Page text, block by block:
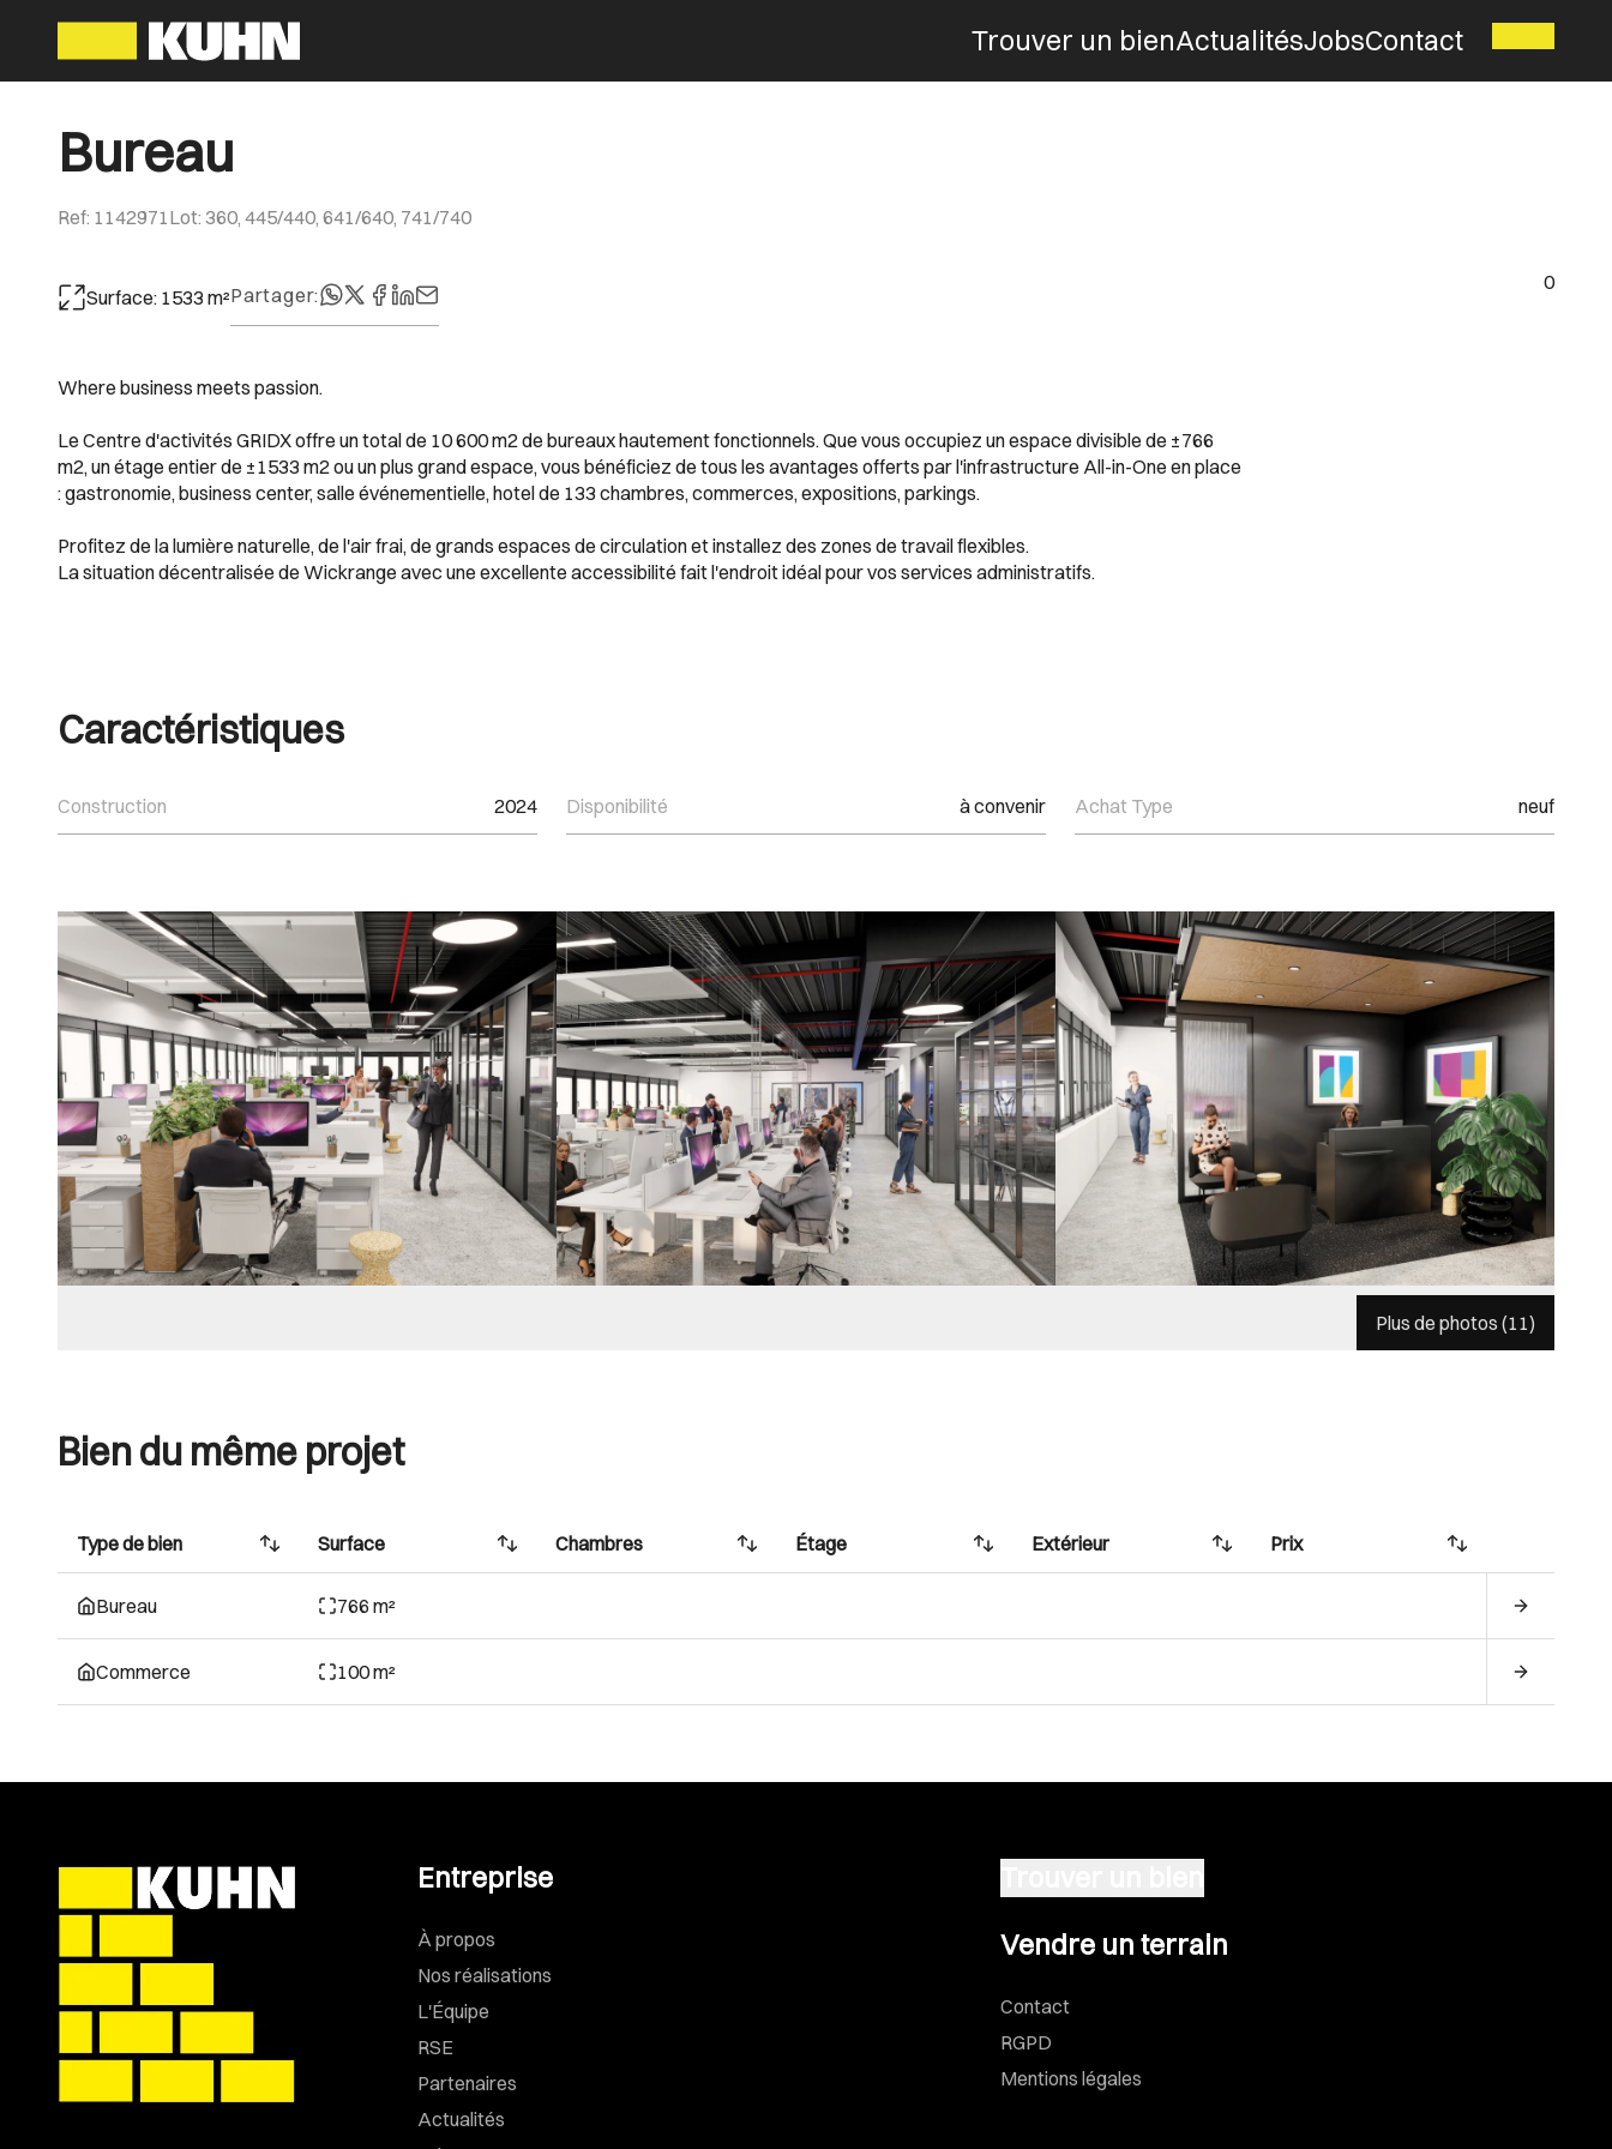
Bureau
Ref: 1142971Lot: 360, 445/440, 641/640, 741/740
Surface: 1533 m²Partager:
Where business meets passion.
Le Centre d'activités GRIDX offre un total de 10 600 m2 de bureaux hautement fonctionnels. Que vous occupiez un espace divisible de ±766
m2, un étage entier de ±1533 m2 ou un plus grand espace, vous bénéficiez de tous les avantages offerts par l'infrastructure All-in-One en place
: gastronomie, business center, salle événementielle, hotel de 133 chambres, commerces, expositions, parkings.
Profitez de la lumière naturelle, de l'air frai, de grands espaces de circulation et installez des zones de travail flexibles.
La situation décentralisée de Wickrange avec une excellente accessibilité fait l'endroit idéal pour vos services administratifs.
0
Caractéristiques
Construction 2024 Disponibilité à convenir Achat Type neuf
Images Gallery
Plus de photos (11)
Bien du même projet
Type de bien Surface Chambres Étage Extérieur Prix
Bureau 766 m²
Commerce 100 m²
Trouver un bienActualitésJobsContact
Menu
Entreprise
À propos
Nos réalisations
L'Équipe
RSE
Partenaires
Actualités
Vendre un terrain
Contact
RGPD
Mentions légales